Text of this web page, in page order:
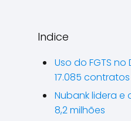
Indice
Uso do FGTS
17.085 contratos
Nubank lidera e
8,2 milhões